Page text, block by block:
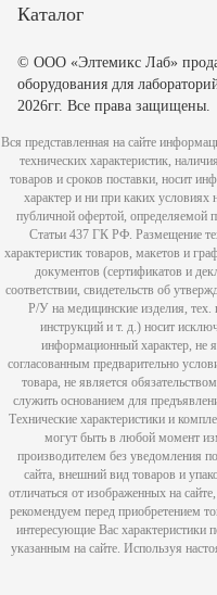
Каталог
© ООО «Элтемикс Лаб»
оборудования для
2026гг. Все права защищены.
Вся представленная на сайте
технических характеристик,
товаров и сроков поставки, носит
характер и ни при каких условиях
публичной офертой, определяемой
Статьи 437 ГК РФ. Размещение
характеристик товаров, макетов и
документов (сертификатов и
соответствии, свидетельств об
Р/У на медицинские изделия, тех.
инструкций и т. д.) носит
информационный характер, не
согласованным предварительно
товара, не является
служить основанием для
Технические характеристики и
могут быть в любой момент
производителем без уведомления
сайта, внешний вид товаров и
отличаться от изображенных на
рекомендуем перед приобретением
интересующие Вас характеристики
указанным на сайте. Используя